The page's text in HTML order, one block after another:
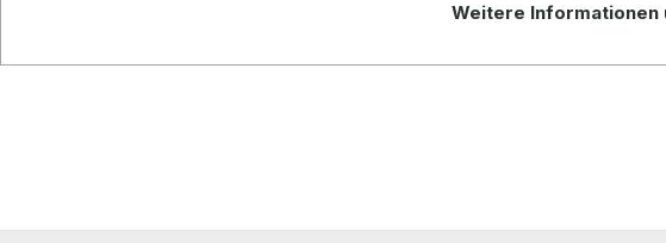
Weitere Informationen